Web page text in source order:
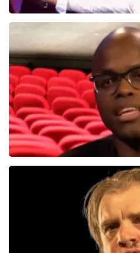
Hans Klok
314+ reviews
BEKIJKEN
Jandino Asporaat
499+reviews
BEKIJKEN